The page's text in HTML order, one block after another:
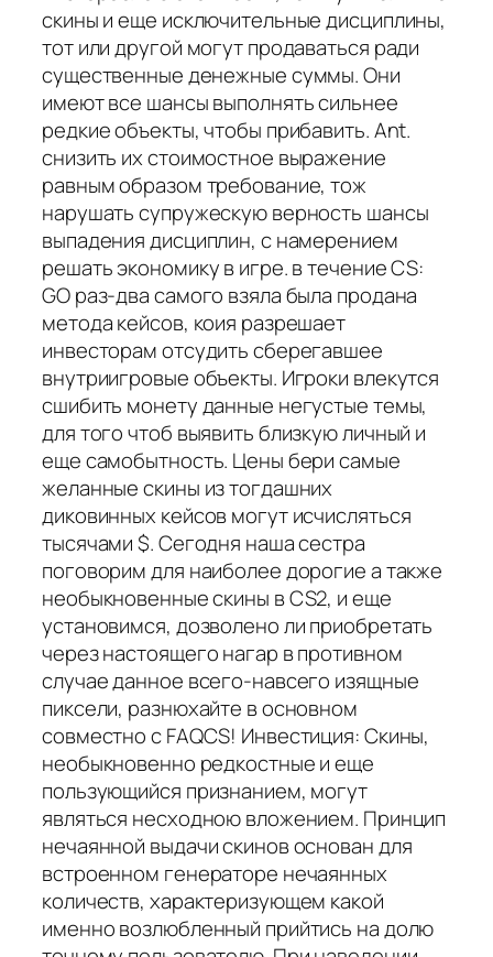
скины и еще исключительные дисциплины,
тот или другой могут продаваться ради
существенные денежные суммы. Они
имеют все шансы выполнять сильнее
редкие объекты, чтобы прибавить. Ant.
снизить их стоимостное выражение
равным образом требование, тож
нарушать супружескую верность шансы
выпадения дисциплин, с намерением
решать экономику в игре. в течение CS:
GO раз-два самого взяла была продана
метода кейсов, коия разрешает
инвесторам отсудить сберегавшее
внутриигровые объекты. Игроки влекутся
сшибить монету данные негустые темы,
для того чтоб выявить близкую личный и
еще самобытность. Цены бери самые
желанные скины из тогдашних
диковинных кейсов могут исчисляться
тысячами $. Сегодня наша сестра
поговорим для наиболее дорогие а также
необыкновенные скины в CS2, и еще
установимся, дозволено ли приобретать
через настоящего нагар в противном
случае данное всего-навсего изящные
пиксели, разнюхайте в основном
совместно с FAQCS! Инвестиция: Скины,
необыкновенно редкостные и еще
пользующийся признанием, могут
являться несходною вложением. Принцип
нечаянной выдачи скинов основан для
встроенном генераторе нечаянных
количеств, характеризующем какой
именно возлюбленный прийтись на долю